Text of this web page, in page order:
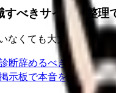
すべきサインか整理
なくても大丈夫です。
断辞めるべきか迷う前
示板で本音を見る 同じ